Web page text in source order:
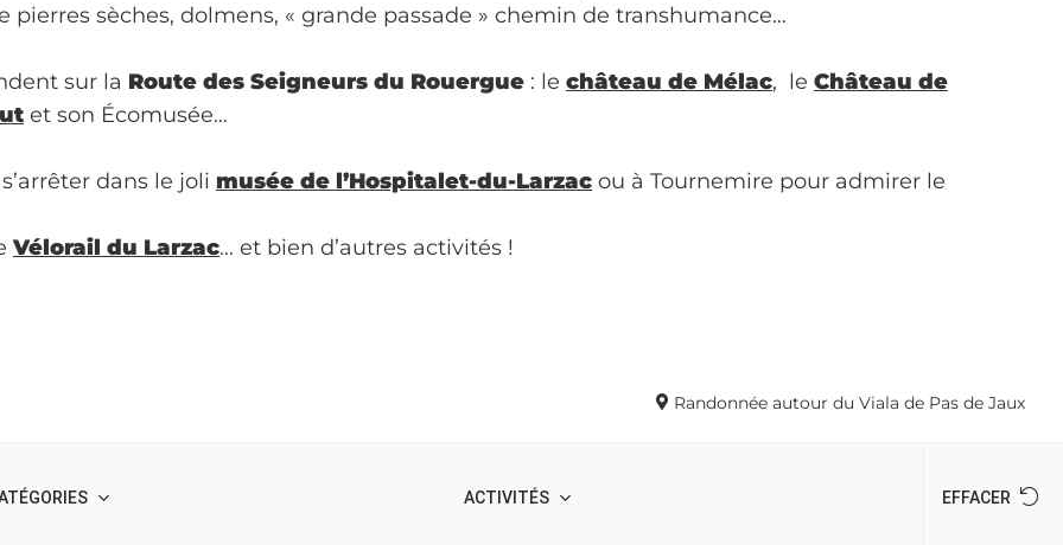
pierres sèches, dolmens, « grande passade » chemin de transhumance…
sur la Route des Seigneurs du Rouergue : le château de Mélac, le Château de
et son Écomusée…
dans le joli musée de l’Hospitalet-du-Larzac ou à Tournemire pour admirer le
Vélorail du Larzac... et bien d’autres activités !
Randonnée autour du Viala de Pas de Jaux
ACTIVITÉS EFFACER